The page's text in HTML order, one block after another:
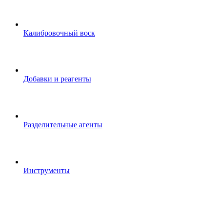
Калибровочный воск
Добавки и реагенты
Разделительные агенты
Инструменты